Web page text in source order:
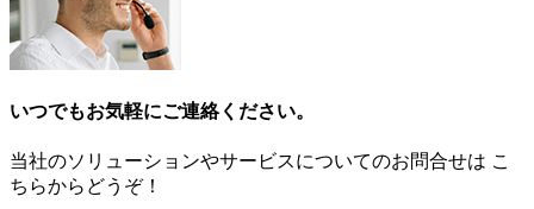
いつでもお気軽にご連絡ください。
当社のソリューションやサービスについてのお問合せは こ
ちらからどうぞ！